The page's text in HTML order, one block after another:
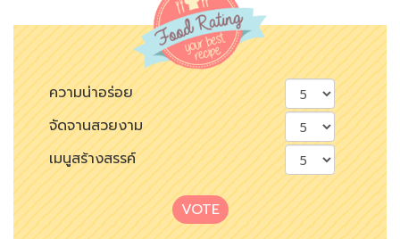
ความน่าอร่อย
จัดจานสวยงาม
เมนูสร้างสรรค์
VOTE